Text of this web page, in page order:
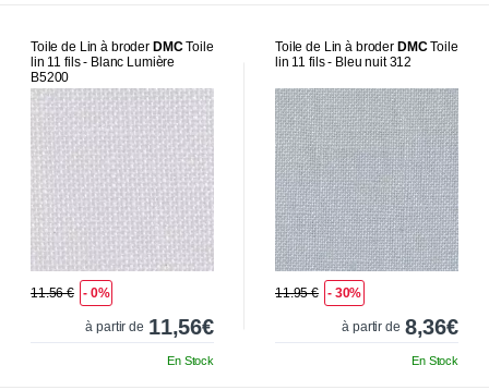
Toile de Lin à broder DMCToile
lin 11 fils - Blanc Lumière
B5200
11.56 € - 0%
à partir de 11,56€
En Stock
Toile de Lin à broder DMCToile
lin 11 fils - Bleu nuit 312
11.95 € - 30%
à partir de 8,36€
En Stock